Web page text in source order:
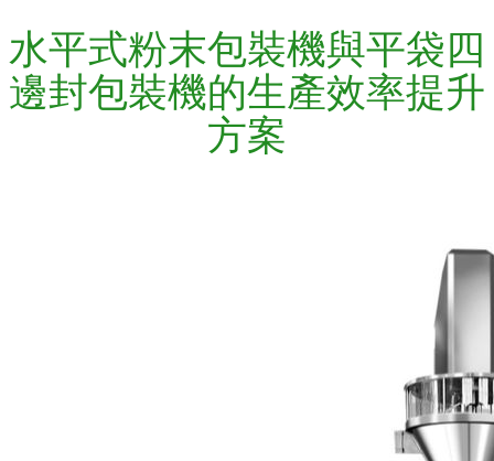
水平式粉末包裝機與平袋四
邊封包裝機的生產效率提升
方案